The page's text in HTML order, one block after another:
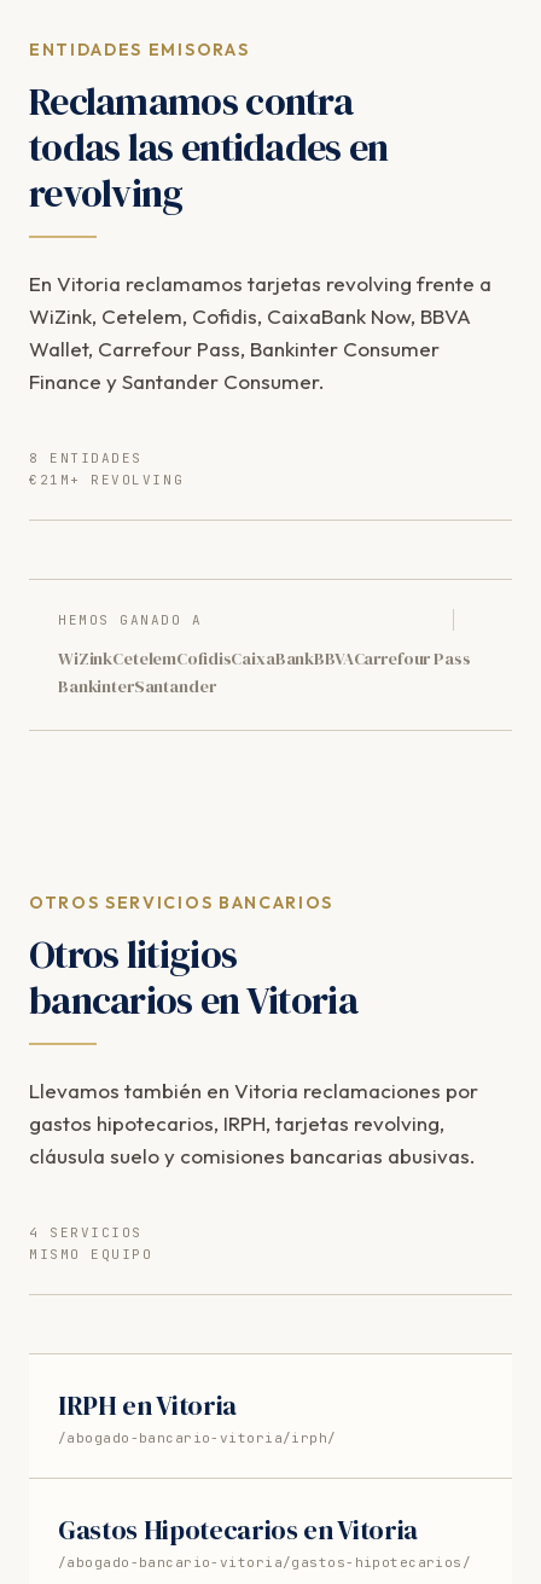
ENTIDADES EMISORAS
Reclamamos contra
todas las entidades en
revolving
En Vitoria reclamamos tarjetas revolving frente a
WiZink, Cetelem, Cofidis, CaixaBank Now, BBVA
Wallet, Carrefour Pass, Bankinter Consumer
Finance y Santander Consumer.
8 ENTIDADES
€21M+ REVOLVING
HEMOS GANADO A
WiZinkCetelemCofidisCaixaBankBBVACarrefour Pass
BankinterSantander
OTROS SERVICIOS BANCARIOS
Otros litigios
bancarios en Vitoria
Llevamos también en Vitoria reclamaciones por
gastos hipotecarios, IRPH, tarjetas revolving,
cláusula suelo y comisiones bancarias abusivas.
4 SERVICIOS
MISMO EQUIPO
IRPH en Vitoria
/abogado-bancario-vitoria/irph/
Gastos Hipotecarios en Vitoria
/abogado-bancario-vitoria/gastos-hipotecarios/